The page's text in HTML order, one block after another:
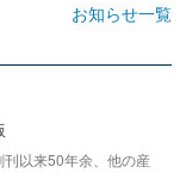
お知らせ一覧
以来50年余、他の産